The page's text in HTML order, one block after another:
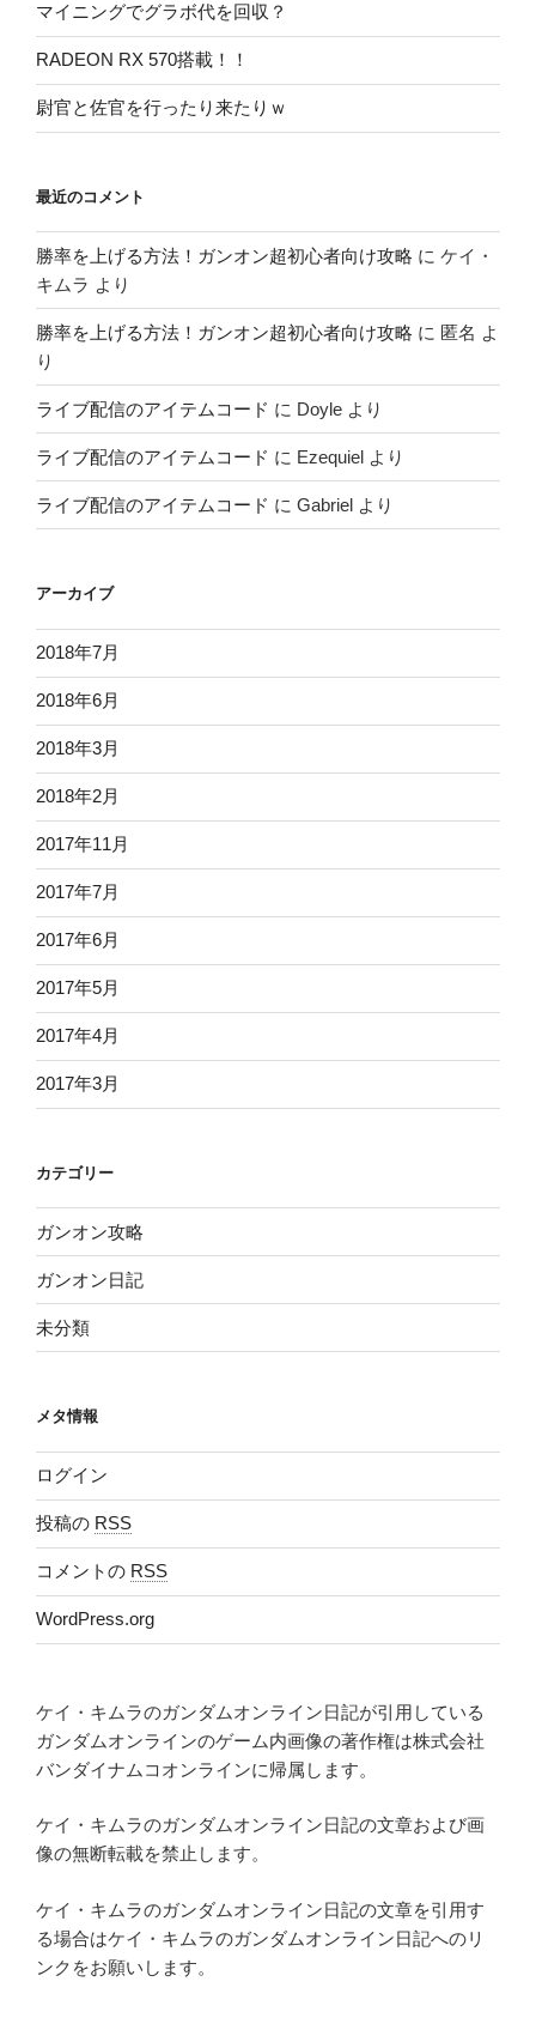
マイニングでグラボ代を回収？
RADEON RX 570搭載！！
尉官と佐官を行ったり来たりｗ
最近のコメント
勝率を上げる方法！ガンオン超初心者向け攻略 に ケイ・
キムラ より
勝率を上げる方法！ガンオン超初心者向け攻略 に 匿名 よ
り
ライブ配信のアイテムコード に Doyle より
ライブ配信のアイテムコード に Ezequiel より
ライブ配信のアイテムコード に Gabriel より
アーカイブ
2018年7月
2018年6月
2018年3月
2018年2月
2017年11月
2017年7月
2017年6月
2017年5月
2017年4月
2017年3月
カテゴリー
ガンオン攻略
ガンオン日記
未分類
メタ情報
ログイン
投稿の RSS
コメントの RSS
WordPress.org
ケイ・キムラのガンダムオンライン日記が引用している
ガンダムオンラインのゲーム内画像の著作権は株式会社
バンダイナムコオンラインに帰属します。
ケイ・キムラのガンダムオンライン日記の文章および画
像の無断転載を禁止します。
ケイ・キムラのガンダムオンライン日記の文章を引用す
る場合はケイ・キムラのガンダムオンライン日記へのリ
ンクをお願いします。